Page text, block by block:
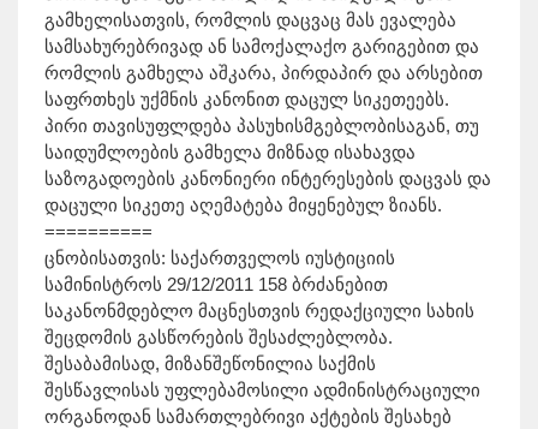
გამხელისათვის, რომლის დაცვაც მას ევალება
სამსახურებრივად ან სამოქალაქო გარიგებით და
რომლის გამხელა აშკარა, პირდაპირ და არსებით
საფრთხეს უქმნის კანონით დაცულ სიკეთეებს.
პირი თავისუფლდება პასუხისმგებლობისაგან, თუ
საიდუმლოების გამხელა მიზნად ისახავდა
საზოგადოების კანონიერი ინტერესების დაცვას და
დაცული სიკეთე აღემატება მიყენებულ ზიანს.
==========
ცნობისათვის: საქართველოს იუსტიციის
სამინისტროს 29/12/2011 158 ბრძანებით
საკანონმდებლო მაცნესთვის რედაქციული სახის
შეცდომის გასწორების შესაძლებლობა.
შესაბამისად, მიზანშეწონილია საქმის
შესწავლისას უფლებამოსილი ადმინისტრაციული
ორგანოდან სამართლებრივი აქტების შესახებ